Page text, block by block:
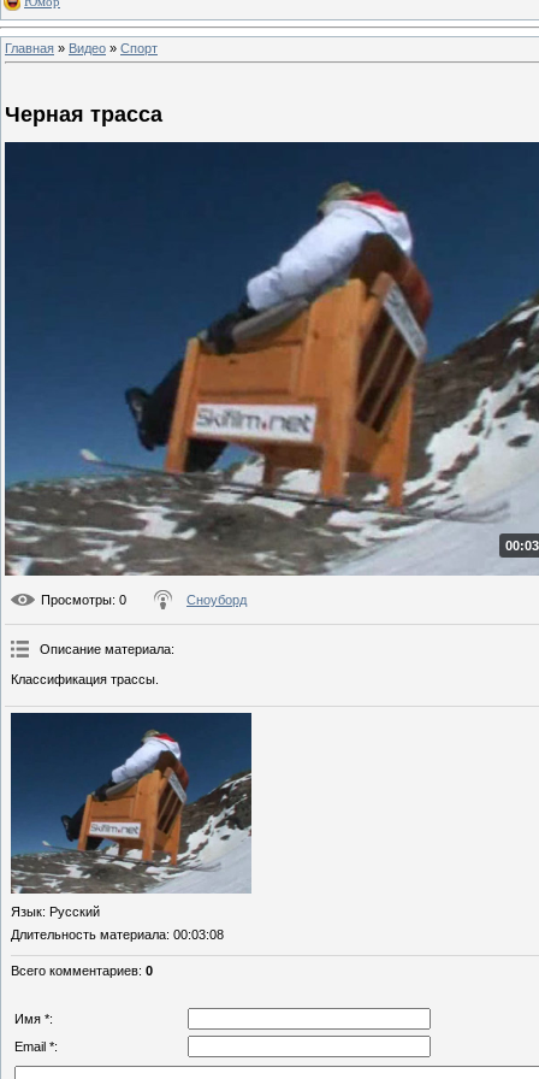
Главная » Видео » Спорт
Черная трасса
Просмотры: 0 Сноуборд
Описание материала:
Классификация трассы.
Язык: Русский
Длительность материала: 00:03:08
Всего комментариев: 0
Имя *:
Email *: